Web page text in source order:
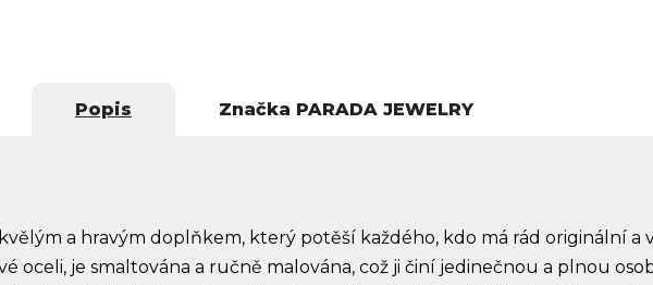
Popis Značka PARADA JEWELRY
a hravým doplňkem, který potěší každého, kdo má rád originální a
oceli, je smaltována a ručně malována, což ji činí jedinečnou a plnou